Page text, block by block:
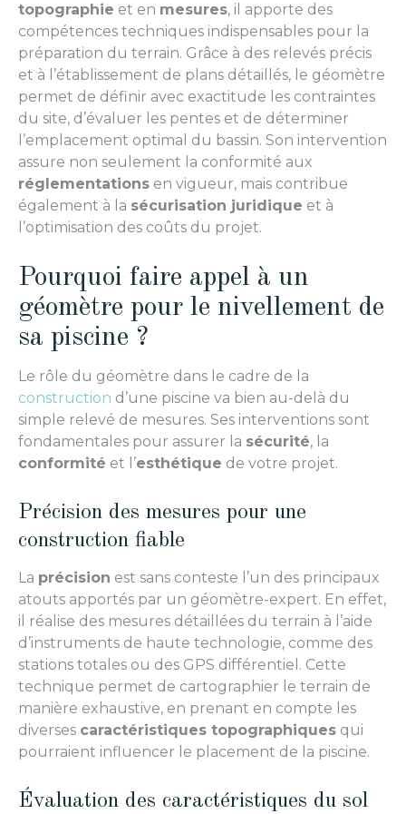
topographie et en mesures, il apporte des
compétences techniques indispensables pour la
préparation du terrain. Grâce à des relevés précis
et à l’établissement de plans détaillés, le géomètre
permet de définir avec exactitude les contraintes
du site, d’évaluer les pentes et de déterminer
l’emplacement optimal du bassin. Son intervention
assure non seulement la conformité aux
réglementations en vigueur, mais contribue
également à la sécurisation juridique et à
l’optimisation des coûts du projet.
Pourquoi faire appel à un
géomètre pour le nivellement de
sa piscine ?
Le rôle du géomètre dans le cadre de la
construction d’une piscine va bien au-delà du
simple relevé de mesures. Ses interventions sont
fondamentales pour assurer la sécurité, la
conformité et l’esthétique de votre projet.
Précision des mesures pour une
construction fiable
La précision est sans conteste l’un des principaux
atouts apportés par un géomètre-expert. En effet,
il réalise des mesures détaillées du terrain à l’aide
d’instruments de haute technologie, comme des
stations totales ou des GPS différentiel. Cette
technique permet de cartographier le terrain de
manière exhaustive, en prenant en compte les
diverses caractéristiques topographiques qui
pourraient influencer le placement de la piscine.
Évaluation des caractéristiques du sol